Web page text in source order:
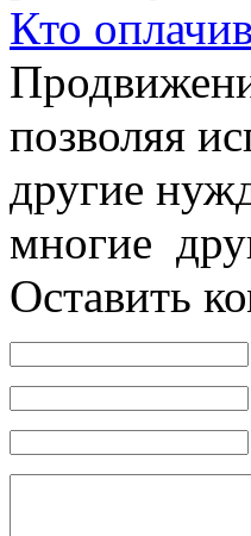
Кто
позволяя
другие
многие
Оставить